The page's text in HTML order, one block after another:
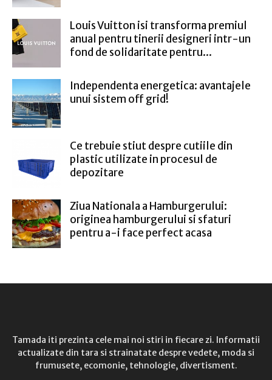
Louis Vuitton isi transforma premiul
anual pentru tinerii designeri intr-un
fond de solidaritate pentru...
Independenta energetica: avantajele
unui sistem off grid!
Ce trebuie stiut despre cutiile din
plastic utilizate in procesul de
depozitare
Ziua Nationala a Hamburgerului:
originea hamburgerului si sfaturi
pentru a-i face perfect acasa
Tamada iti prezinta cele mai noi stiri in fiecare zi. Informatii
actualizate din tara si strainatate despre vedete, moda si
frumusete, ecomonie, tehnologie, divertisment.